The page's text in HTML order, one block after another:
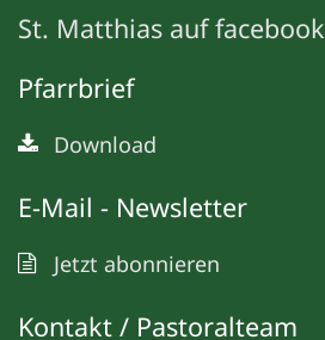
St. Matthias auf facebook
Pfarrbrief
Download
E-Mail - Newsletter
Jetzt abonnieren
Kontakt / Pastoralteam